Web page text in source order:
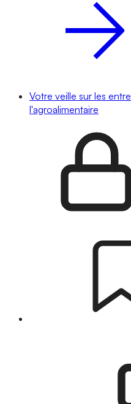
Votre veille sur les
l'agroalimentaire